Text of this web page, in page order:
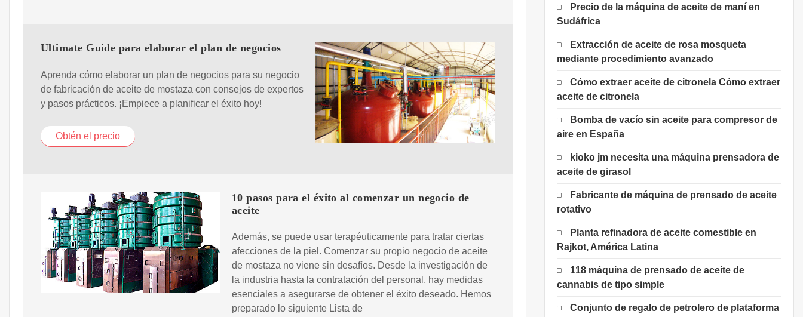
Ultimate Guide para elaborar el plan de negocios
Aprenda cómo elaborar un plan de negocios para su negocio
de fabricación de aceite de mostaza con consejos de expertos
y pasos prácticos. ¡Empiece a planificar el éxito hoy!
Obtén el precio
10 pasos para el éxito al comenzar un negocio de
aceite
Además, se puede usar terapéuticamente para tratar ciertas
afecciones de la piel. Comenzar su propio negocio de aceite
de mostaza no viene sin desafíos. Desde la investigación de
la industria hasta la contratación del personal, hay medidas
esenciales a asegurarse de obtener el éxito deseado. Hemos
preparado lo siguiente Lista de
Precio de la máquina de aceite de maní en
Sudáfrica
Extracción de aceite de rosa mosqueta
mediante procedimiento avanzado
Cómo extraer aceite de citronela Cómo extraer
aceite de citronela
Bomba de vacío sin aceite para compresor de
aire en España
kioko jm necesita una máquina prensadora de
aceite de girasol
Fabricante de máquina de prensado de aceite
rotativo
Planta refinadora de aceite comestible en
Rajkot, América Latina
118 máquina de prensado de aceite de
cannabis de tipo simple
Conjunto de regalo de petrolero de plataforma